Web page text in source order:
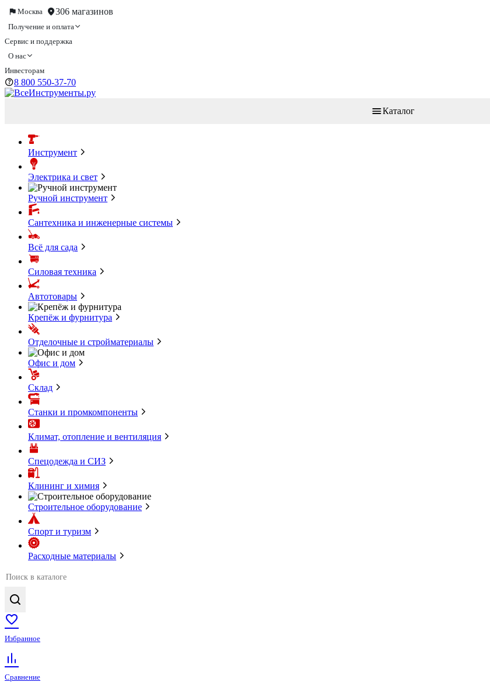
Москва 306 магазинов
Получение и оплата
Сервис и поддержка
О нас
Инвесторам
8 800 550-37-70
Каталог
Инструмент
Электрика и свет
Ручной инструмент
Сантехника и инженерные системы
Всё для сада
Силовая техника
Автотовары
Крепёж и фурнитура
Отделочные и стройматериалы
Офис и дом
Склад
Станки и промкомпоненты
Климат, отопление и вентиляция
Спецодежда и СИЗ
Клининг и химия
Строительное оборудование
Спорт и туризм
Расходные материалы
Избранное
Сравнение